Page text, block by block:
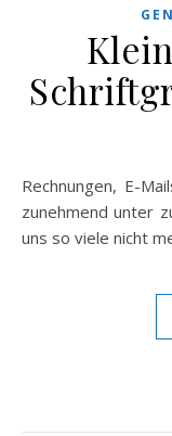
Rechnungen, E-Mails, manchmal Texte im Web: Ich leide
zunehmend unter
uns so viele nicht